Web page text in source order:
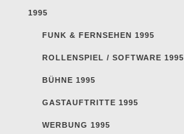
1995
FUNK & FERNSEHEN 1995
ROLLENSPIEL / SOFTWARE 1995
BÜHNE 1995
GASTAUFTRITTE 1995
WERBUNG 1995